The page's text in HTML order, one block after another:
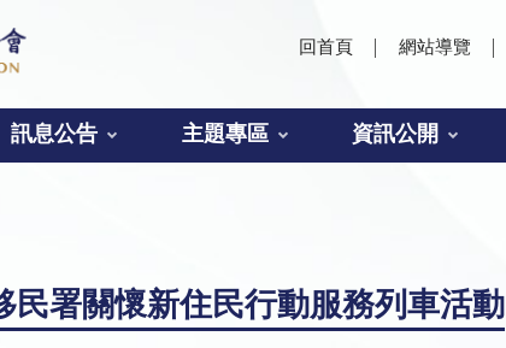
回首頁 網站導覽
訊息公告 主題專區 資訊公開
民署關懷新住民行動服務列車活動